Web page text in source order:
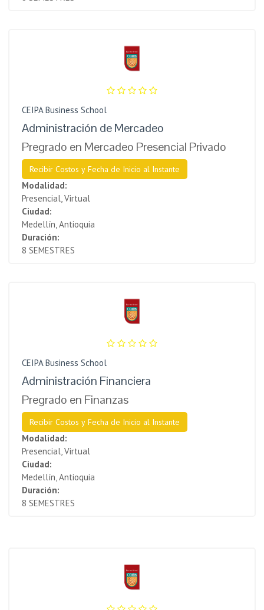
CEIPA Business School
Administración de Mercadeo
Pregrado en Mercadeo Presencial Privado
Recibir Costos y Fecha de Inicio al Instante
Modalidad:
Presencial, Virtual
Ciudad:
Medellín, Antioquia
Duración:
8 SEMESTRES
CEIPA Business School
Administración Financiera
Pregrado en Finanzas
Recibir Costos y Fecha de Inicio al Instante
Modalidad:
Presencial, Virtual
Ciudad:
Medellín, Antioquia
Duración:
8 SEMESTRES